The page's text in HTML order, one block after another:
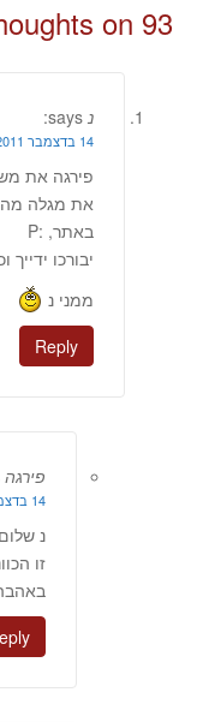
93 thoughts on “
נ says:
14 בדצמבר 2011 at 14:12
פירגה את
את מגלה מה
באתר, :P
יבורכו
ממני נ
Reply
פירגה
14 בדצמבר 2011 at 14:26
נ שלום
זו